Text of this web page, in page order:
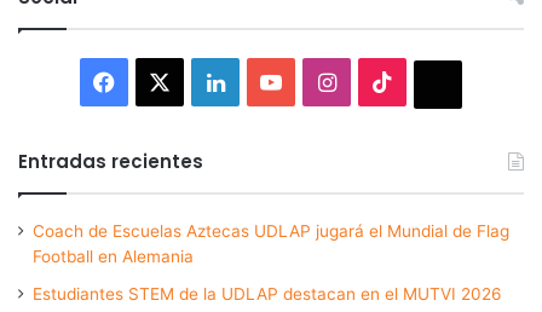
Facebook LinkedInYouTubeInstagram
Entradas recientes
Coach de Escuelas Aztecas UDLAP jugará el Mundial de Flag
Football en Alemania
Estudiantes STEM de la UDLAP destacan en el MUTVI 2026